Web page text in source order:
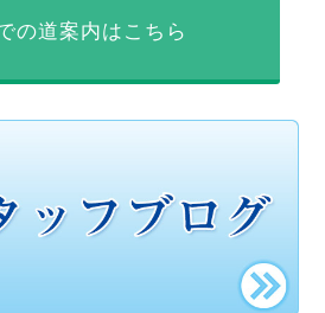
の道案内はこちら